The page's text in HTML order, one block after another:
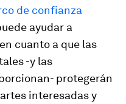
de confianza
ayudar a
cuanto a que las
-y las
protegerán
interesadas y